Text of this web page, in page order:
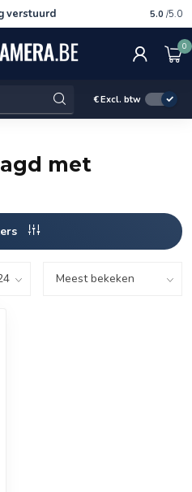
verstuurd Gratis
5.0 /5.0
0
€Excl. btw
met